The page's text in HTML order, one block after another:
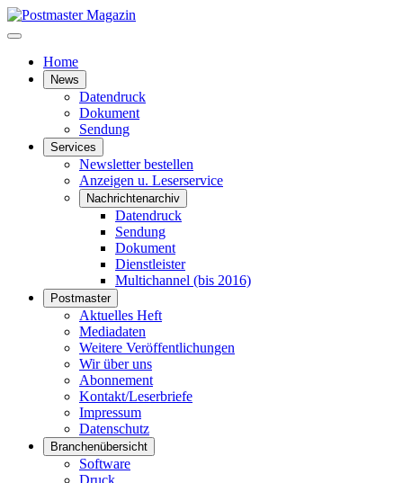
Home
News
Datendruck
Dokument
Sendung
Services
Newsletter bestellen
Anzeigen u. Leserservice
Nachrichtenarchiv
Datendruck
Sendung
Dokument
Dienstleister
Multichannel (bis 2016)
Postmaster
Aktuelles Heft
Mediadaten
Weitere Veröffentlichungen
Wir über uns
Abonnement
Kontakt/Leserbriefe
Impressum
Datenschutz
Branchenübersicht
Software
Druck